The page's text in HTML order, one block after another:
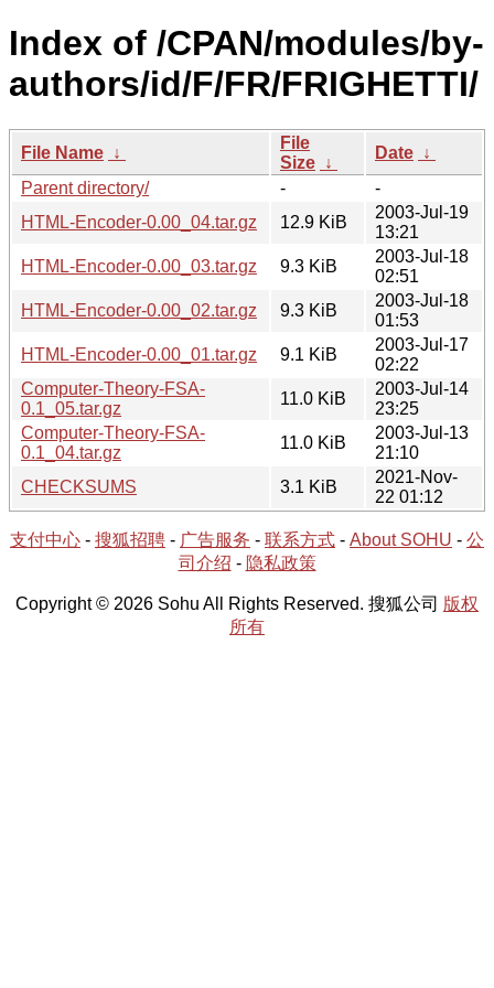
Index of /CPAN/modules/by-
authors/id/F/FR/FRIGHETTI/
File Name ↓
File
Size ↓
Date ↓
Parent directory/
-
-
HTML-Encoder-0.00_04.tar.gz
12.9 KiB
2003-Jul-19
13:21
HTML-Encoder-0.00_03.tar.gz
9.3 KiB
2003-Jul-18
02:51
HTML-Encoder-0.00_02.tar.gz
9.3 KiB
2003-Jul-18
01:53
HTML-Encoder-0.00_01.tar.gz
9.1 KiB
2003-Jul-17
02:22
Computer-Theory-FSA-
0.1_05.tar.gz
11.0 KiB
2003-Jul-14
23:25
Computer-Theory-FSA-
0.1_04.tar.gz
11.0 KiB
2003-Jul-13
21:10
CHECKSUMS
3.1 KiB
2021-Nov-
22 01:12
支付中心 - 搜狐招聘 - 广告服务 - 联系方式 - About SOHU - 公
司介绍 - 隐私政策
Copyright © 2026 Sohu All Rights Reserved. 搜狐公司 版权
所有